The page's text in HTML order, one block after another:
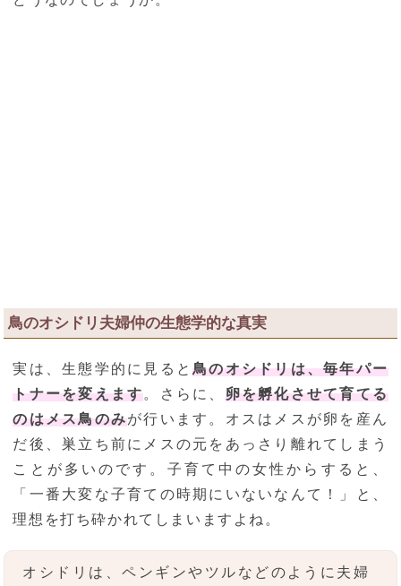
鳥のオシドリ夫婦仲の生態学的な真実
実は、生態学的に見ると鳥のオシドリは、毎年パー
トナーを変えます。さらに、 卵を孵化させて育てる
のはメス鳥のみが行います。オスはメスが卵を産ん
だ後、巣立ち前にメスの元をあっさり離れてしまう
ことが多いのです。子育て中の女性からすると、
「一番大変な子育ての時期にいないなんて！」と、
理想を打ち砕かれてしまいますよね。
オシドリは、ペンギンやツルなどのように夫婦